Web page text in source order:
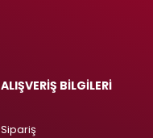
ALIŞVERİŞ BİLGİLERİ
Sipariş